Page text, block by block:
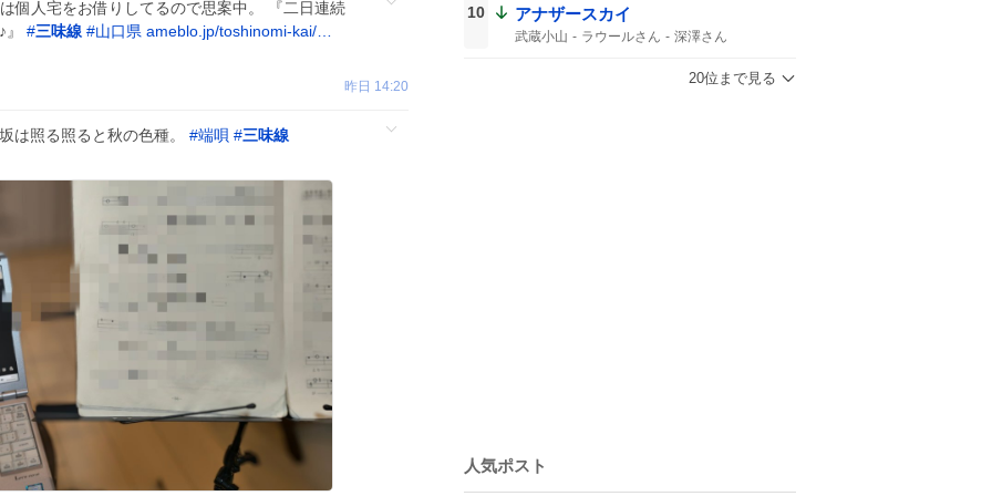
個人宅をお借りしてるので思案中。 『二日連続
#三味線 #山口県 ameblo.jp/toshinomi-kai/…
昨日 14:20
は照る照ると秋の色種。 #端唄 #三味線
10 アナザースカイ
武蔵小山 ラウールさん
深澤さん
どちらかが武蔵小山
ふかラウ
20位まで見る
人気ポスト